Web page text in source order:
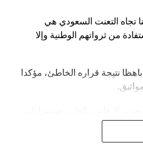
تجاه التعنت السعودي هي
من ثرواتهم الوطنية وإلا
نتيجة قراره الخاطئ، مؤكدا
في رفع الحصار عن اليمن.